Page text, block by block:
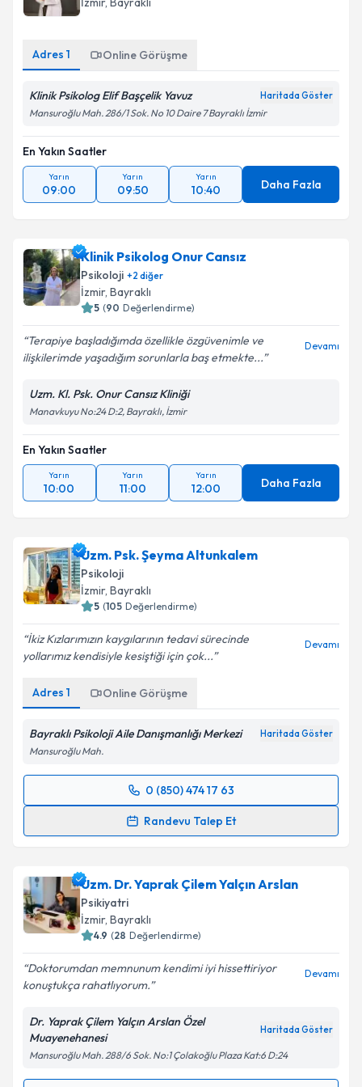
E-posta Adresiniz
Kişisel verilerimin işlenmesine ilişkin
Aydınlatma
Metni'ni okudum ve kişisel verilerimin belirtilen
Takvim Talebini Gönder
Adres 1 Online Görüşme
Klinik Psikolog Elif Başçelik Yavuz Haritada Göster
Mansuroğlu Mah. 286/1 Sok. No 10 Daire 7 Bayraklı İzmir
En Yakın Saatler
Yarın
09:00
Yarın
09:50
Yarın
10:40 Daha Fazla
Klinik Psikolog Onur Cansız
Psikoloji +2 diğer
İzmir, Bayraklı
5 (90 Değerlendirme)
Terapiye başladığımda özellikle özgüvenimle ve
ilişkilerimde yaşadığım sorunlarla baş etmekte...
Devamı
Uzm. Kl. Psk. Onur Cansız Kliniği
Manavkuyu No:24 D:2, Bayraklı, İzmir
En Yakın Saatler
Yarın
10:00
Yarın
11:00
Yarın
12:00 Daha Fazla
Uzm. Psk. Şeyma Altunkalem
Psikoloji
İzmir, Bayraklı
5 (105 Değerlendirme)
İkiz Kızlarımızın kaygılarının tedavi sürecinde
yollarımız kendisiyle kesiştiği için çok...
Devamı
Adres 1 Online Görüşme
Bayraklı Psikoloji Aile Danışmanlığı Merkezi Haritada Göster
Mansuroğlu Mah.
0 (850) 474 17 63
Randevu Talep Et
Randevu Takvimi Talebi
için bir takvim hazırlandığında e-posta ile
bilgilendireceğiz.
E-posta Adresiniz
Kişisel verilerimin işlenmesine ilişkin
Metni'ni okudum ve kişisel verilerimin belirtilen
kapsamda işlenmesini kabul ediyorum.
Uzm. Dr. Yaprak Çilem Yalçın Arslan
Psikiyatri
İzmir, Bayraklı
4.9 (28 Değerlendirme)
Doktorumdan memnunum kendimi iyi hissettiriyor
konuştukça rahatlıyorum.
Devamı
Dr. Yaprak Çilem Yalçın Arslan Özel
Muayenehanesi
Haritada Göster
Mansuroğlu Mah. 288/6 Sok. No:1 Çolakoğlu Plaza Kat:6 D:24